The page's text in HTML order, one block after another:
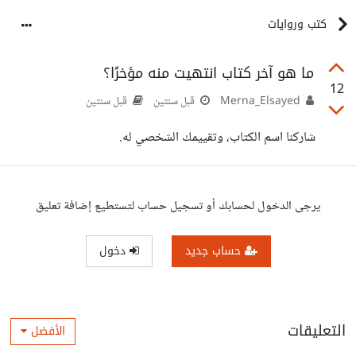
كتب وروايات
12
ما هو آخر كتاب انتهيت منه مؤخرًا؟
قبل سنتين قبل سنتين
شاركنا اسم الكتاب، وتقييمك الشخصي له.
يرجى الدخول لحسابك أو تسجيل حساب لتستطيع إضافة تعليق
حساب جديد دخول
التعليقات الأفضل